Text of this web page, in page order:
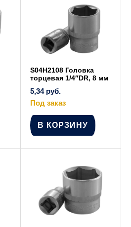
S04H2108 Головка
торцевая 1/4″DR, 8 мм
5,34 руб.
Под заказ
В КОРЗИНУ